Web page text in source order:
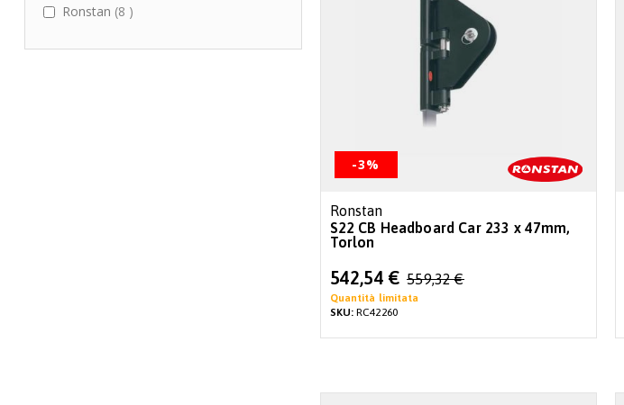
-3%
Ronstan
S22 CB Headboard Car 233 x 47mm,
Torlon
Special
Price
542,54 € 559,32 €
Quantità limitata
SKU:RC42260
Ronstan 8 items